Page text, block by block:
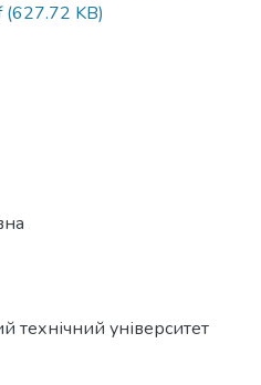
(627.72 KB)
технічний університет